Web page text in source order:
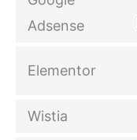
Adsense
Elementor
Wistia